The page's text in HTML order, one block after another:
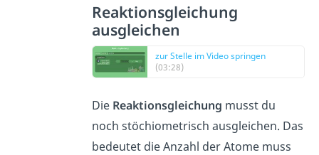
Reaktionsgleichung
ausgleichen
zur Stelle im Video springen
(03:28)
Die Reaktionsgleichung musst du
noch stöchiometrisch ausgleichen. Das
bedeutet die Anzahl der Atome muss